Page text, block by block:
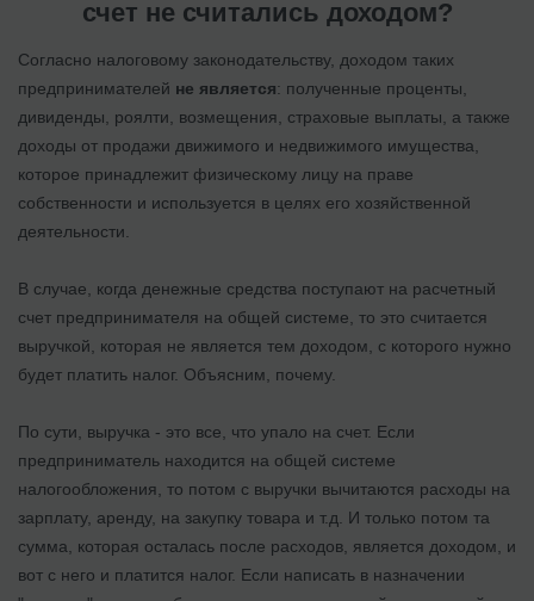
счет не считались доходом?
Согласно налоговому законодательству, доходом таких
предпринимателей не является: полученные проценты,
дивиденды, роялти, возмещения, страховые выплаты, а также
доходы от продажи движимого и недвижимого имущества,
которое принадлежит физическому лицу на праве
собственности и используется в целях его хозяйственной
деятельности.
В случае, когда денежные средства поступают на расчетный
счет предпринимателя на общей системе, то это считается
выручкой, которая не является тем доходом, с которого нужно
будет платить налог. Объясним, почему.
По сути, выручка - это все, что упало на счет. Если
предприниматель находится на общей системе
налогообложения, то потом с выручки вычитаются расходы на
зарплату, аренду, на закупку товара и т.д. И только потом та
сумма, которая осталась после расходов, является доходом, и
вот с него и платится налог. Если написать в назначении